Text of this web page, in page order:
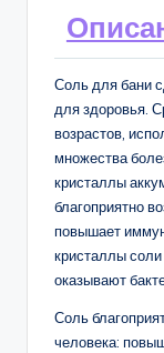
Соль для бани
для здоровья.
возрастов,
множества
кристаллы
благоприятно
повышает
кристаллы
оказывают
Соль
человека: